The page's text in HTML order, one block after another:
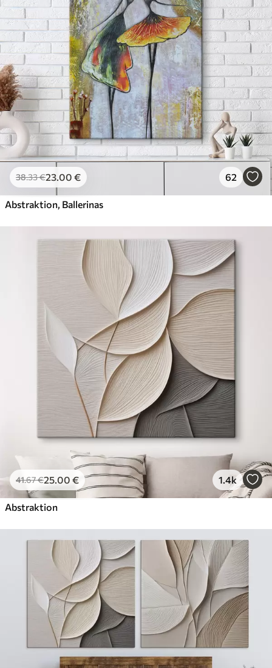
Öko-Premium
Von 39
✓ Kräftige, satte Farben
✓ Lichtbeständig
✓Sichere, geruchsfreie Tinte
✓Leinwandähnliche Oberfläche
✓Umweltfreundliches Material
38.33€23.00 € 62
Abstraktion, Ballerinas
41.67€25.00 € 1.4k
Abstraktion